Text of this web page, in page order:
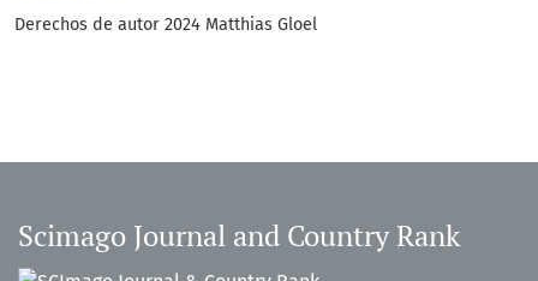
Derechos de autor 2024 Matthias Gloel
Scimago Journal and Country Rank